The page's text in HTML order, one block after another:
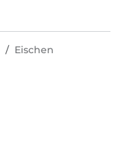
Eischen